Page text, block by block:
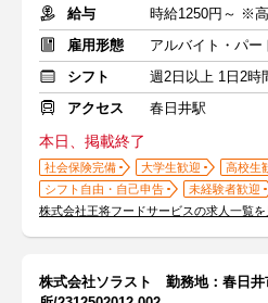
給与
時給1250円～ ※
雇用形態
アルバイト・パー
シフト
週2日以上 1日2時
アクセス
春日井駅
本日、掲載終了
社会保険完備 大学生歓迎
高校生
シフト自由・自己申告
未経験者歓迎
株式会社王将フードサービスの求人一覧を
株式会社ソラスト 勤務地：春日井